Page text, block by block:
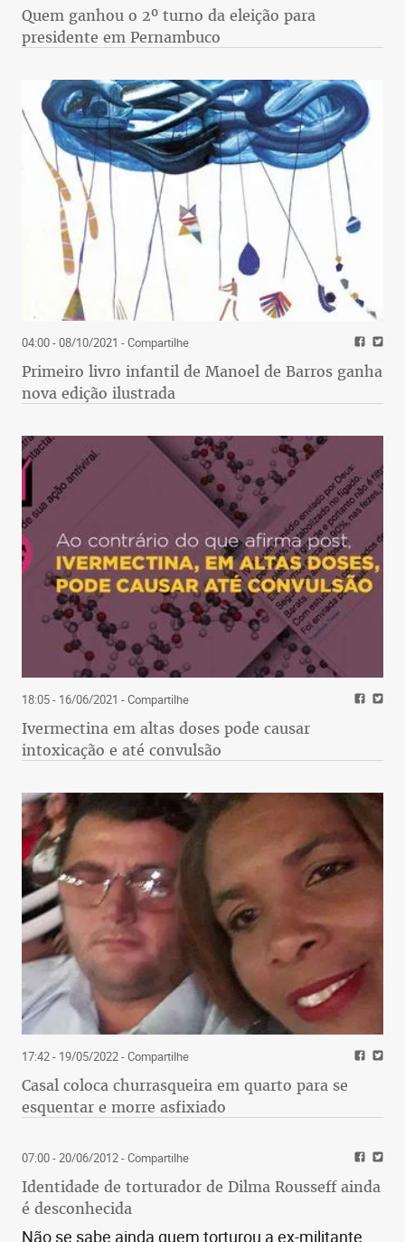
Quem ganhou o 2º turno da eleição para
presidente em Pernambuco
04:00 - 08/10/2021 - Compartilhe
Primeiro livro infantil de Manoel de Barros ganha
nova edição ilustrada
18:05 - 16/06/2021 - Compartilhe
Ivermectina em altas doses pode causar
intoxicação e até convulsão
17:42 - 19/05/2022- Compartilhe
Casal coloca churrasqueira em quarto para se
esquentar e morre asfixiado
07:00 - 20/06/2012- Compartilhe
Identidade de torturador de Dilma Rousseff ainda
é desconhecida
Não se sabe ainda quem torturou a ex-militante